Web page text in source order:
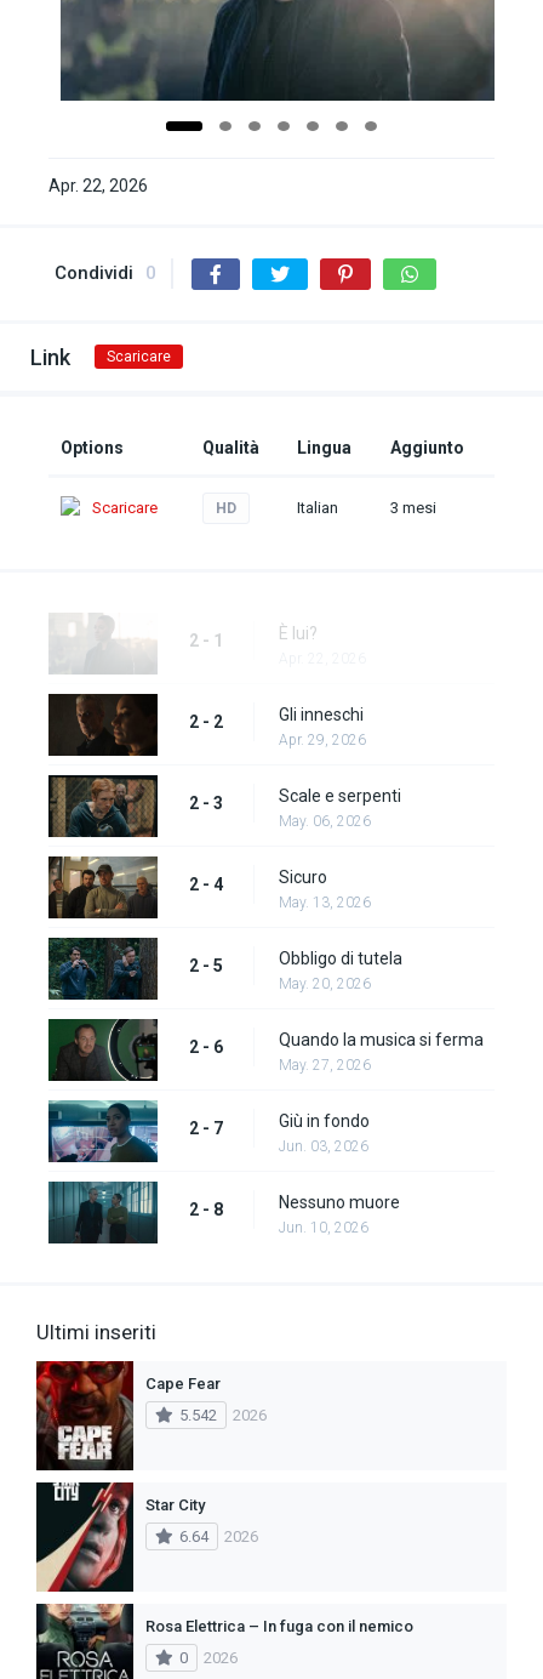
Apr. 22, 2026
Condividi 0
Link Scaricare
Options Qualità Lingua Aggiunto
Scaricare HD Italian 3 mesi
2 - 1 È lui?
2 - 2 Gli inneschi
Apr. 29, 2026
2 - 3 Scale e serpenti
May. 06, 2026
2 - 4 Sicuro
May. 13, 2026
2 - 5 Obbligo di tutela
May. 20, 2026
2 - 6 Quando la musica si ferma
May. 27, 2026
2 - 7 Giù in fondo
Jun. 03, 2026
2 - 8 Nessuno muore
Jun. 10, 2026
Ultimi inseriti
Cape Fear
5.542
2026
Star City
6.64
2026
Rosa Elettrica – In fuga con il nemico
0
2026